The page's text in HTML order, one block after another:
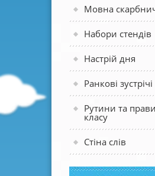
Мовна
Набори стендів
Настрій дня
Ранкові зустрічі
Рутини та
класу
Стіна слів